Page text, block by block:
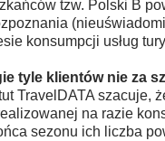
tzw. Polski B
konsumpcji usług
tyle klientów nie za
TravelDATA szacuje,
na razie
sezonu ich liczba